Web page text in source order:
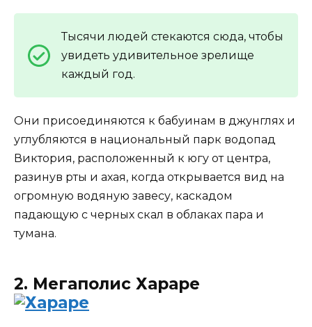
Тысячи людей стекаются сюда, чтобы
увидеть удивительное зрелище
каждый год.
Они присоединяются к бабуинам в джунглях и
углубляются в национальный парк водопад
Виктория, расположенный к югу от центра,
разинув рты и ахая, когда открывается вид на
огромную водяную завесу, каскадом
падающую с черных скал в облаках пара и
тумана.
2. Мегаполис Хараре